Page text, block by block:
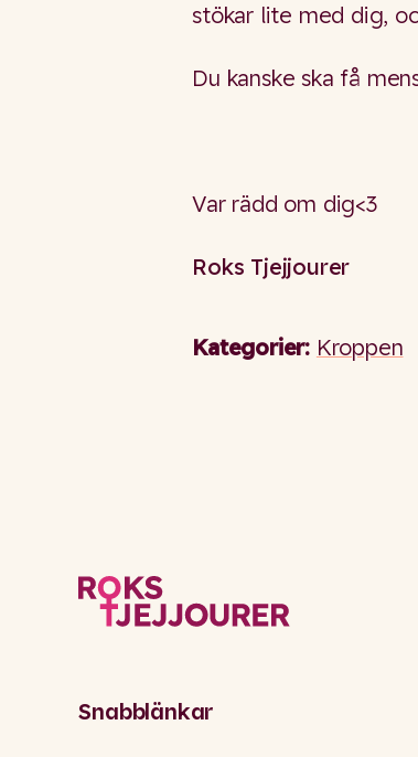
stökar lite med dig,
Du kanske ska få
Var rädd om dig<3
Roks Tjejjourer
Kategorier: Kroppen
Snabblänkar